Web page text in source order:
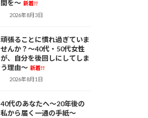
間を～ 新着!!
2026年8月3日
頑張ることに慣れ過ぎていま
せんか？～40代・50代女性
が、自分を後回しにしてしま
う理由～ 新着!!
2026年8月1日
40代のあなたへ～20年後の
私から届く一通の手紙～